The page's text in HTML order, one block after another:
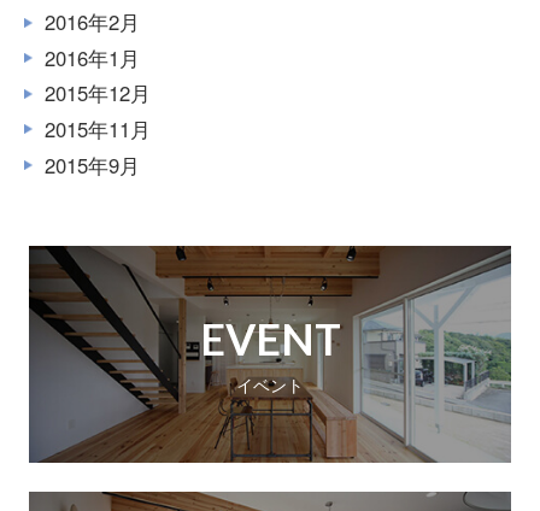
2016年2月
2016年1月
2015年12月
2015年11月
2015年9月
EVENT
イベント